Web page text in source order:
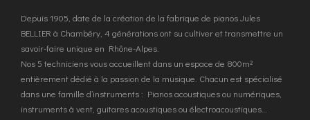
Depuis 1905, date de la création de la fabrique de pianos Jules
BELLIER à Chambéry, 4 générations ont su cultiver et transmettre un
savoir-faire unique en Rhône-Alpes.
Nos 5 techniciens vous accueillent dans un espace de 800m²
entièrement dédié à la passion de la musique. Chacun est spécialisé
dans une famille d’instruments : Pianos acoustiques ou numériques,
instruments à vent, guitares acoustiques ou électroacoustiques…